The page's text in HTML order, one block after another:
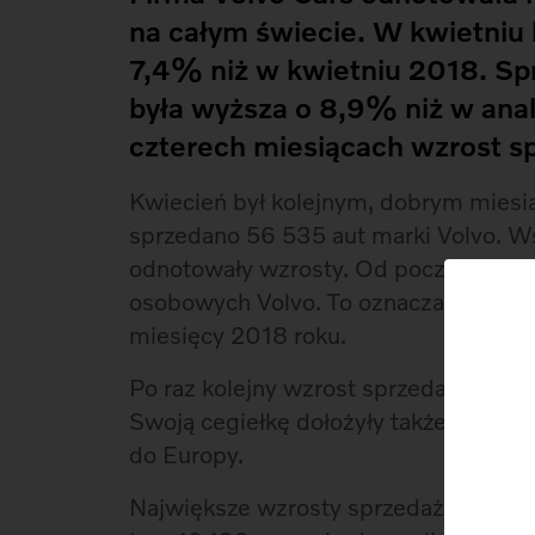
na całym świecie. W kwietniu
7,4% niż w kwietniu 2018.
była wyższa o 8,9% niż w
czterech miesiącach wzrost
Kwiecień był kolejnym, dobrym
sprzedano 56 535 aut marki Volvo.
odnotowały wzrosty. Od początku
osobowych Volvo. To oznacza
miesięcy 2018 roku.
Po raz kolejny wzrost sprzedaży jest
Swoją cegiełkę dołożyły także nowe
do Europy.
Największe wzrosty sprzedaży wciąż